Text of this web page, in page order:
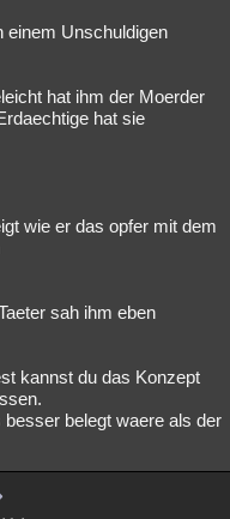
einem Unschuldigen
hat ihm der Moerder
hat sie
wie er das opfer mit dem
sah ihm eben
kannst du das Konzept
belegt waere als der